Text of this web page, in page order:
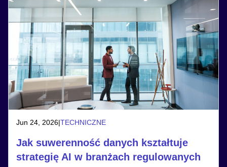
Jun 24, 2026|TECHNICZNE
Jak suwerenność danych kształtuje
strategię AI w branżach regulowanych